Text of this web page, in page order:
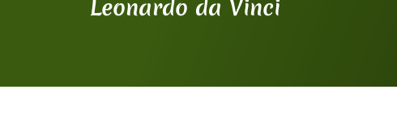
Leonardo da Vinci